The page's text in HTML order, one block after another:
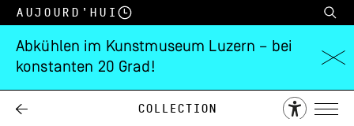
Aujourd’hui
Abkühlen im Kunstmuseum Luzern – bei
konstanten 20 Grad!
Collection